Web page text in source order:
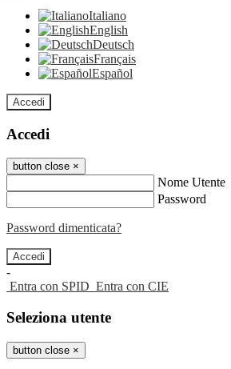
Italiano
English
Deutsch
Français
Español
Accedi
Accedi
button close ×
Nome Utente
Password
Password dimenticata?
-
Entra con SPID Entra con CIE
Seleziona utente
button close ×